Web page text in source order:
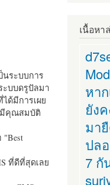
นระบบการ
ะบบดรูปัลมา
ด้มีการเผย
มีคุณสมบัติ
"Best
ที่ดีที่สุดเลย
เนื้อหา
หา
ยัง
มา
ปล
7 กั